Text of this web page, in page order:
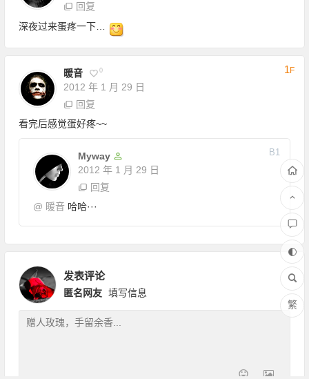
回复
深夜过来蛋疼一下…
暖音 0
2012 年 1 月 29 日
1F
回复
看完后感觉蛋好疼~~
Myway
2012 年 1 月 29 日
B1
回复
@ 暖音哈哈···
发表评论
匿名网友 填写信息
繁